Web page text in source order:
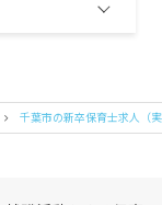
千葉市の新卒保育士求人（